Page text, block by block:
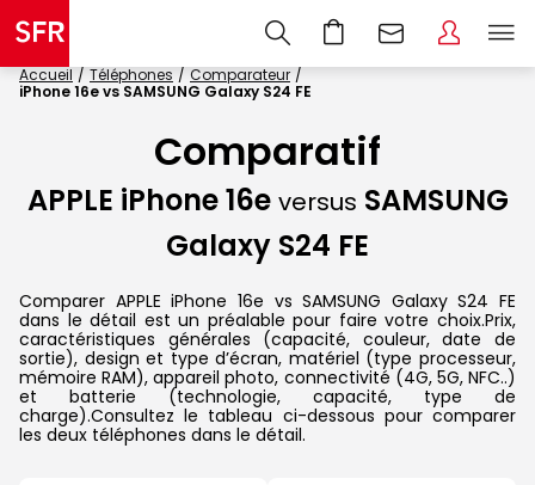
Accueil Téléphones
Comparateur
iPhone 16e vs SAMSUNG Galaxy S24 FE
Comparatif
APPLE iPhone 16e versus SAMSUNG
Galaxy S24 FE
Comparer APPLE iPhone 16e vs SAMSUNG Galaxy S24 FE
dans le détail est un préalable pour faire votre choix.Prix,
caractéristiques générales (capacité, couleur, date de
sortie), design et type d’écran, matériel (type processeur,
mémoire RAM), appareil photo, connectivité (4G, 5G, NFC..)
et batterie (technologie, capacité, type de
charge).Consultez le tableau ci-dessous pour comparer
les deux téléphones dans le détail.